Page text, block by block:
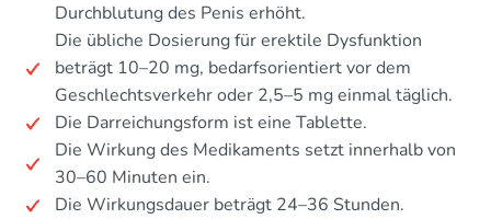
Durchblutung des Penis erhöht.
Die übliche Dosierung für erektile Dysfunktion
beträgt 10–20 mg, bedarfsorientiert vor dem
Geschlechtsverkehr oder 2,5–5 mg einmal täglich.
Die Darreichungsform ist eine Tablette.
Die Wirkung des Medikaments setzt innerhalb von
30–60 Minuten ein.
Die Wirkungsdauer beträgt 24–36 Stunden.